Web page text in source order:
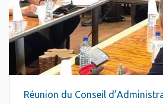
Réunion du Conseil